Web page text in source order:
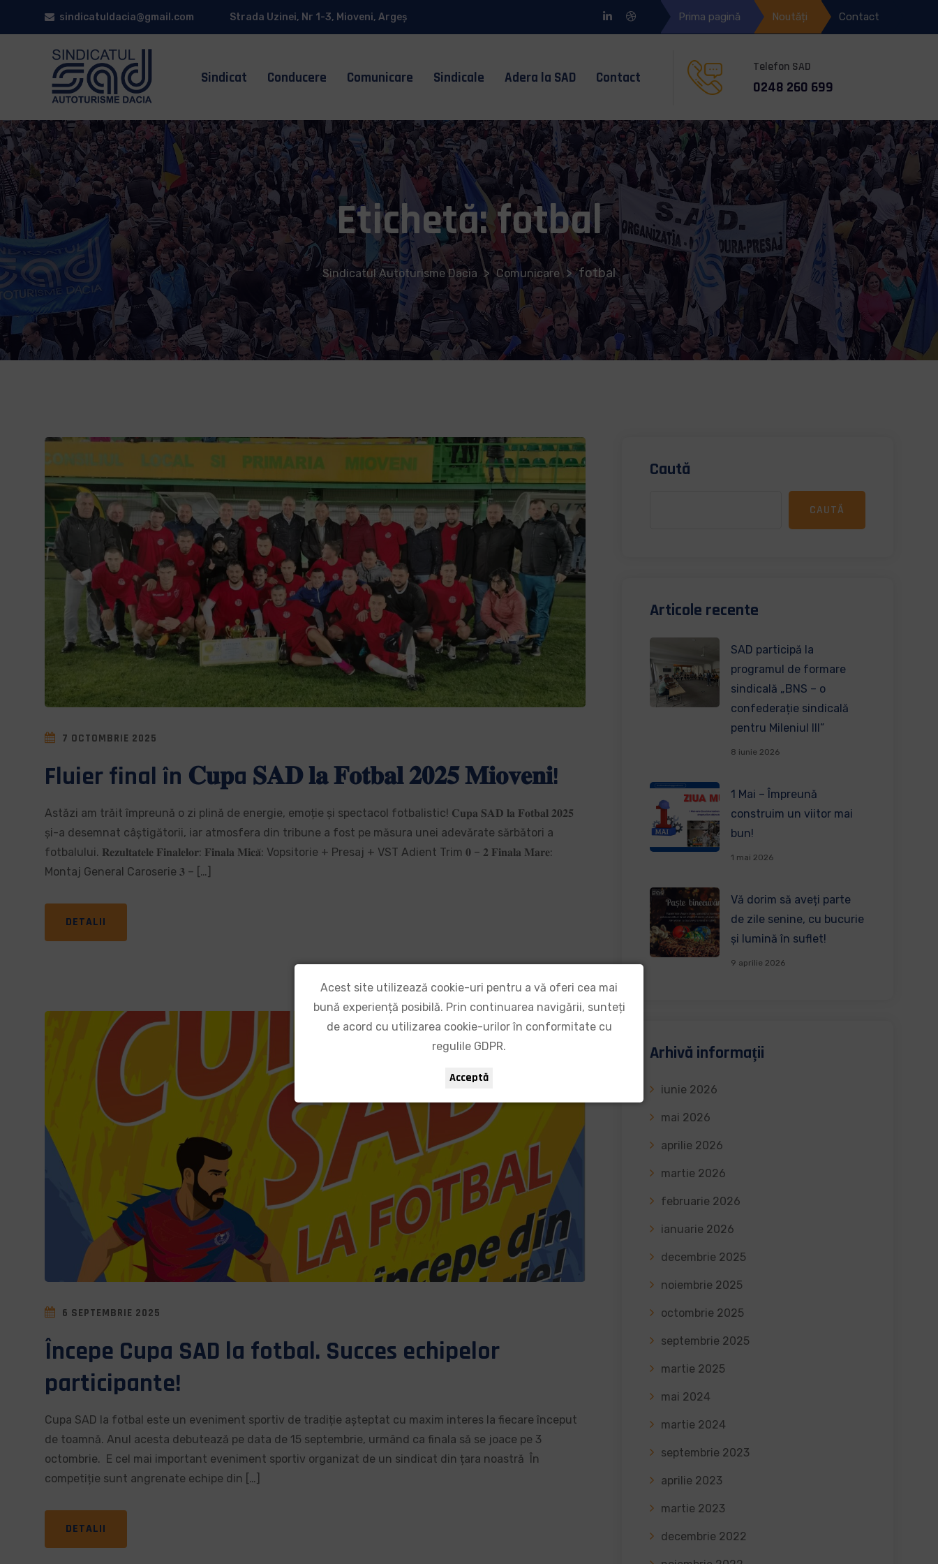
sindicatuldacia@gmail.com Strada Uzinei, Nr 1-3, Mioveni, Argeș Prima pagină Noutăți Contact
Sindicat Conducere Comunicare Sindicale Adera la SAD Contact
Telefon SAD
‎0248 260 699
Etichetă:fotbal
Sindicatul Autoturisme Dacia > Comunicare > fotbal
7 OCTOMBRIE 2025
Fluier final în 𝐂𝐮𝐩a 𝐒𝐀𝐃 𝐥𝐚 𝐅𝐨𝐭𝐛𝐚𝐥 𝟐𝟎𝟐𝟓 𝐌𝐢𝐨𝐯𝐞𝐧𝐢!
Astăzi am trăit împreună o zi plină de energie, emoție și spectacol fotbalistic! 𝐂𝐮𝐩𝐚 𝐒𝐀𝐃 𝐥𝐚 𝐅𝐨𝐭𝐛𝐚𝐥 𝟐𝟎𝟐𝟓
și-a desemnat câștigătorii, iar atmosfera din tribune a fost pe măsura unei adevărate sărbători a
fotbalului. 𝐑𝐞𝐳𝐮𝐥𝐭𝐚𝐭𝐞𝐥𝐞 𝐅𝐢𝐧𝐚𝐥𝐞𝐥𝐨𝐫: 𝐅𝐢𝐧𝐚𝐥𝐚 𝐌𝐢𝐜𝐚̆: Vopsitorie + Presaj + VST Adient Trim 𝟎 – 𝟐️ 𝐅𝐢𝐧𝐚𝐥𝐚 𝐌𝐚𝐫𝐞:
Montaj General Caroserie 𝟑 – […]
DETALII
6 SEPTEMBRIE 2025
Începe Cupa SAD la fotbal. Succes echipelor
participante!
Cupa SAD la fotbal este un eveniment sportiv de tradiție așteptat cu maxim interes la fiecare început
de toamnă. Anul acesta debutează pe data de 15 septembrie, urmând ca finala să se joace pe 3
octombrie. E cel mai important eveniment sportiv organizat de un sindicat din țara noastră În
competiție sunt angrenate echipe din […]
DETALII
Caută
CAUTĂ
Articole recente
SAD participă la
programul de formare
sindicală „BNS – o
confederație sindicală
pentru Mileniul III”
8 iunie 2026
1 Mai – Împreună
construim un viitor mai
bun!
1 mai 2026
Vă dorim să aveți parte
de zile senine, cu bucurie
și lumină în suflet!
9 aprilie 2026
Arhivă informații
iunie 2026
mai 2026
aprilie 2026
martie 2026
februarie 2026
ianuarie 2026
decembrie 2025
noiembrie 2025
octombrie 2025
septembrie 2025
martie 2025
mai 2024
martie 2024
septembrie 2023
aprilie 2023
martie 2023
decembrie 2022
Acest site utilizează cookie-uri pentru a vă oferi cea mai
bună experiență posibilă. Prin continuarea navigării, sunteți
de acord cu utilizarea cookie-urilor în conformitate cu
regulile GDPR.
Acceptă